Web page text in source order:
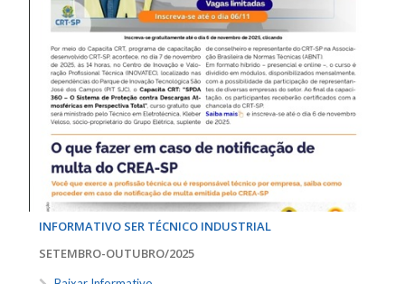
INFORMATIVO SER TÉCNICO INDUSTRIAL
SETEMBRO-OUTUBRO/2025